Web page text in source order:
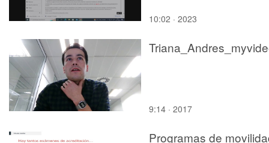
10:02 · 2023
9:14 · 2017
Programas de